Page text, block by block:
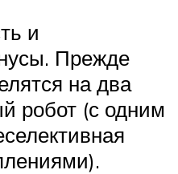
и
Прежде
на два
робот (с одним